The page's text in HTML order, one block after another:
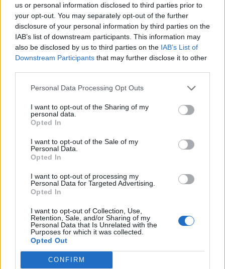
us or personal information disclosed to third parties prior to
your opt-out. You may separately opt-out of the further
disclosure of your personal information by third parties on the
IAB’s list of downstream participants. This information may
also be disclosed by us to third parties on the IAB’s List of
Downstream Participants that may further disclose it to other
Personal Data Processing Opt Outs
I want to opt-out of the Sharing of my
personal data.
Opted In
I want to opt-out of the Sale of my
Personal Data.
Opted In
I want to opt-out of processing my
Personal Data for Targeted Advertising.
Opted In
I want to opt-out of Collection, Use,
Retention, Sale, and/or Sharing of my
Personal Data that Is Unrelated with the
Purposes for which it was collected.
Opted Out
CONFIRM